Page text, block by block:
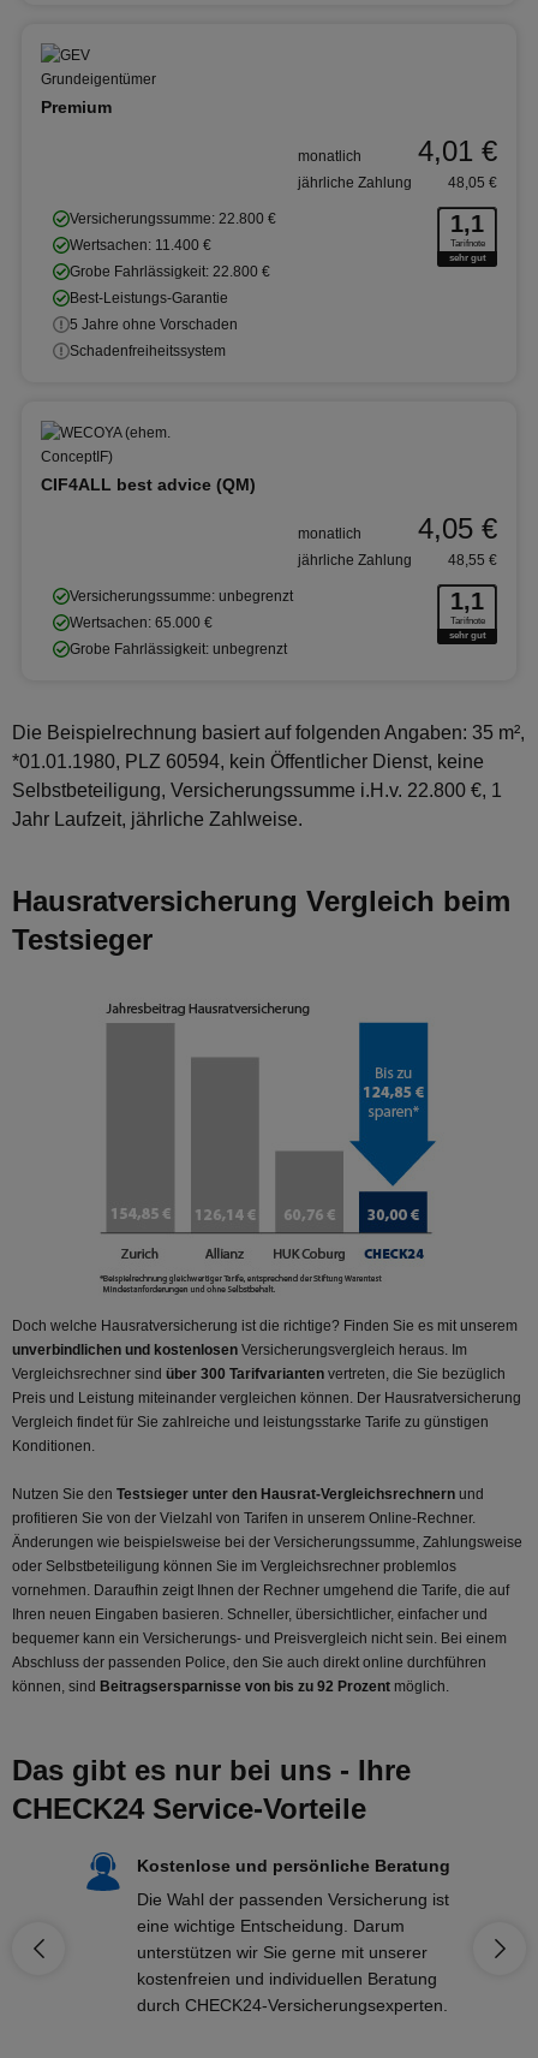
Premium
1,1
Tarifnote
sehr gut
Versicherungssumme: 22.800 €
Wertsachen: 11.400 €
Grobe Fahrlässigkeit: 22.800 €
Best-Leistungs-Garantie
5 Jahre ohne Vorschaden
Schadenfreiheitssystem
monatlich 4,01 €
jährliche Zahlung 48,05 €
CIF4ALL best advice (QM)
1,1
Tarifnote
sehr gut
Versicherungssumme: unbegrenzt
Wertsachen: 65.000 €
Grobe Fahrlässigkeit: unbegrenzt
monatlich 4,05 €
jährliche Zahlung 48,55 €
Die Beispielrechnung basiert auf folgenden Angaben: 35 m²,
*01.01.1980, PLZ 60594, kein Öffentlicher Dienst, keine
Selbstbeteiligung, Versicherungssumme i.H.v. 22.800 €, 1
Jahr Laufzeit, jährliche Zahlweise.
Hausratversicherung Vergleich beim
Testsieger
Doch welche Hausratversicherung ist die richtige? Finden Sie es mit unserem
unverbindlichen und kostenlosen Versicherungsvergleich heraus. Im
Vergleichsrechner sind über 300 Tarifvarianten vertreten, die Sie bezüglich
Preis und Leistung miteinander vergleichen können. Der Hausratversicherung
Vergleich findet für Sie zahlreiche und leistungsstarke Tarife zu günstigen
Konditionen.
Nutzen Sie den Testsieger unter den Hausrat-Vergleichsrechnern und
profitieren Sie von der Vielzahl von Tarifen in unserem Online-Rechner.
Änderungen wie beispielsweise bei der Versicherungssumme, Zahlungsweise
oder Selbstbeteiligung können Sie im Vergleichsrechner problemlos
vornehmen. Daraufhin zeigt Ihnen der Rechner umgehend die Tarife, die auf
Ihren neuen Eingaben basieren. Schneller, übersichtlicher, einfacher und
bequemer kann ein Versicherungs- und Preisvergleich nicht sein. Bei einem
Abschluss der passenden Police, den Sie auch direkt online durchführen
können, sind Beitragsersparnisse von bis zu 92 Prozent möglich.
Das gibt es nur bei uns - Ihre
CHECK24 Service-Vorteile
Kostenlose und persönliche Beratung
Die Wahl der passenden Versicherung ist
eine wichtige Entscheidung. Darum
unterstützen wir Sie gerne mit unserer
kostenfreien und individuellen Beratung
durch CHECK24-Versicherungsexperten.